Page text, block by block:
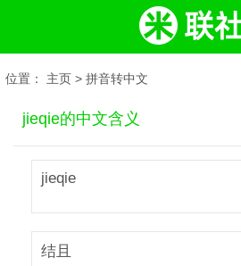
位置： 主页 > 拼音转中文
jieqie的中文含义
jieqie
结且